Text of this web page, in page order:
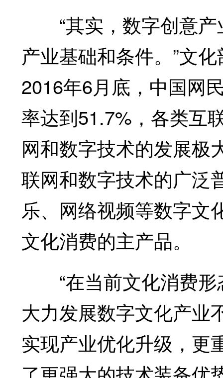
“其实，数字创意产
产业基础和条件。”文
2016年6月底，中国网
率达到51.7%，各类互
网和数字技术的发展极
联网和数字技术的广泛
乐、网络视频等数字文
文化消费的主产品。
“在当前文化消费形
大力发展数字文化产业
实现产业优化升级，更